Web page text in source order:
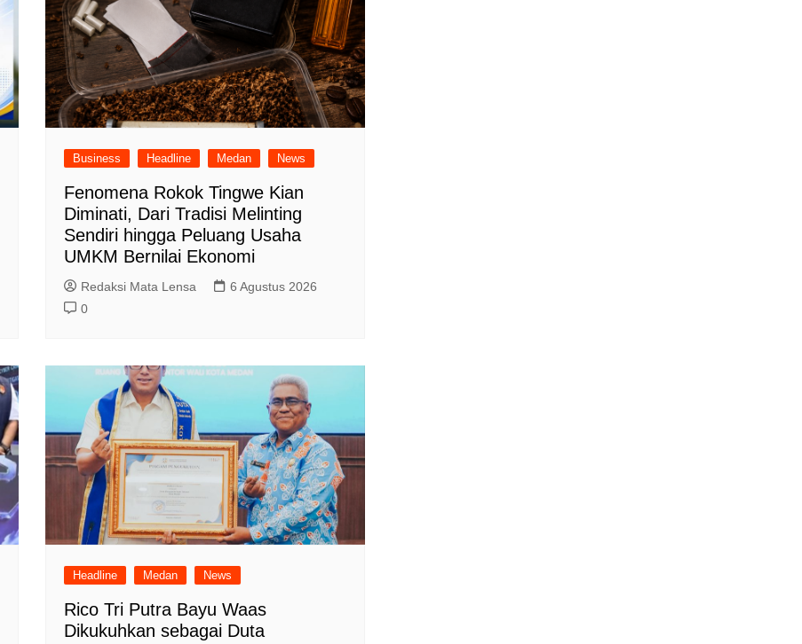
Business Headline Medan News
Fenomena Rokok Tingwe Kian
Diminati, Dari Tradisi Melinting
Sendiri hingga Peluang Usaha
UMKM Bernilai Ekonomi
Redaksi Mata Lensa
6 Agustus 2026
0
Headline Medan News
Rico Tri Putra Bayu Waas
Dikukuhkan sebagai Duta